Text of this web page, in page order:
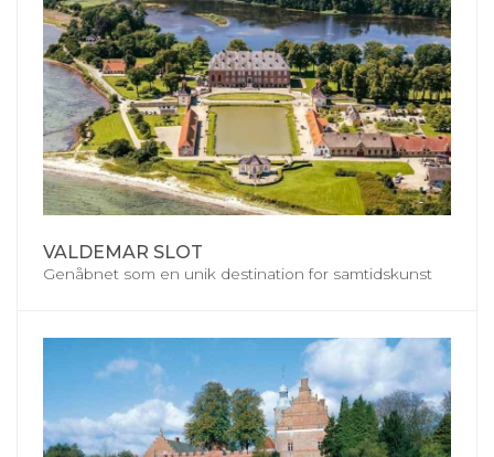
VALDEMAR SLOT
Genåbnet som en unik destination for samtidskunst